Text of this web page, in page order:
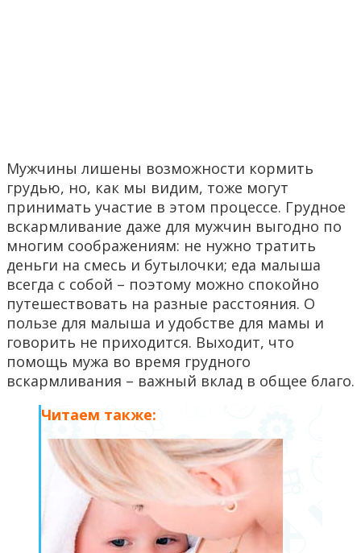
Мужчины лишены возможности кормить
грудью, но, как мы видим, тоже могут
принимать участие в этом процессе. Грудное
вскармливание даже для мужчин выгодно по
многим соображениям: не нужно тратить
деньги на смесь и бутылочки; еда малыша
всегда с собой – поэтому можно спокойно
путешествовать на разные расстояния. О
пользе для малыша и удобстве для мамы и
говорить не приходится. Выходит, что
помощь мужа во время грудного
вскармливания – важный вклад в общее благо.
Читаем также: